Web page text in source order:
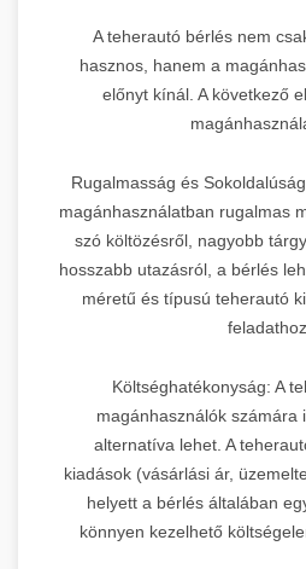
A teherautó bérlés nem
hasznos, hanem a
előnyt kínál. A következő
Rugalmasság és
magánhasználatban rugalmas
szó költözésről, nagyobb
hosszabb utazásról, a bérlés
méretű és típusú teherautó
feladathoz.
Költséghatékonyság: A
magánhasználók számára
alternatíva lehet. A
kiadások (vásárlási ár,
helyett a bérlés általában
könnyen kezelhető